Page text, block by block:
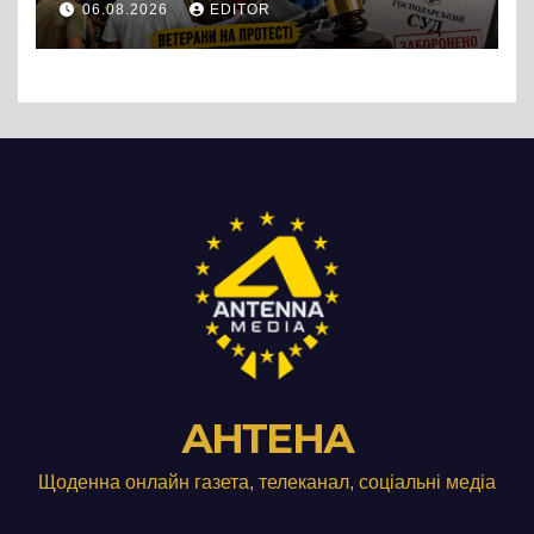
підприємства ТОВ «Омега
Три», що займається
06.08.2026 EDITOR
АНТЕНА
Щоденна онлайн газета, телеканал, соціальні медіа